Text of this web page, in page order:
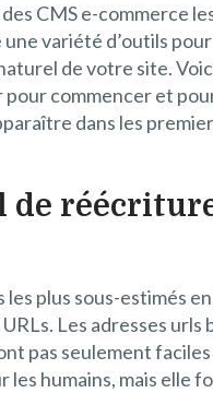
CMS e-commerce
variété d’outils
de votre site.
pour commencer et
dans les
de
les plus sous-estimés
Les adresses urls
pas seulement faciles
les humains, mais elle